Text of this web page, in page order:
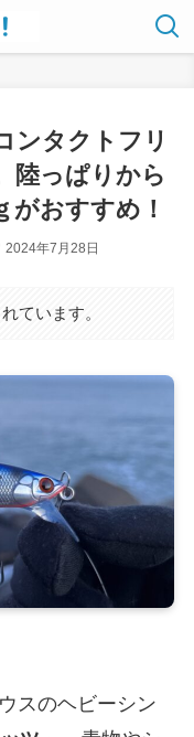
ンタクトフリ
陸っぱりから
がおすすめ！
2024年7月28日
ています。
スのヘビーシン